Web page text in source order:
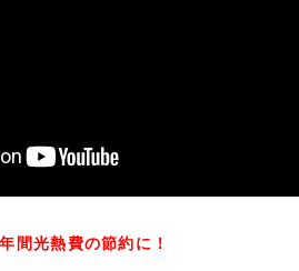
間光熱費の節約に！